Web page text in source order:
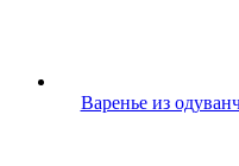
Варенье из